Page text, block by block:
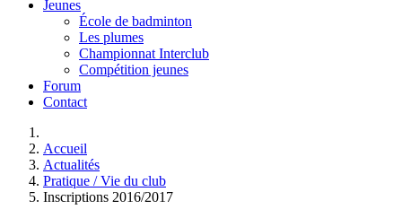
Jeunes
École de badminton
Les plumes
Championnat Interclub
Compétition jeunes
Forum
Contact
Accueil
Actualités
Pratique / Vie du club
Inscriptions 2016/2017